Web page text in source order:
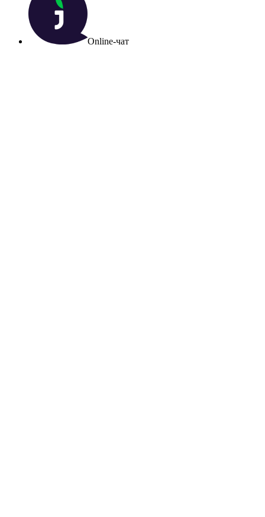
Online-чат